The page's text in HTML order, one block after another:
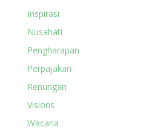
Inspirasi
Nusahati
Pengharapan
Perpajakan
Renungan
Visions
Wacana